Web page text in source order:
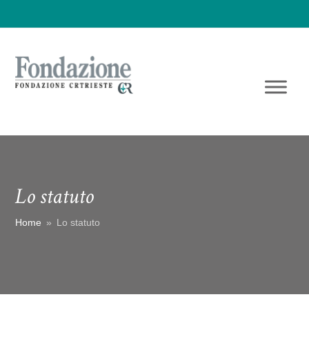
Lo statuto
Home » Lo statuto